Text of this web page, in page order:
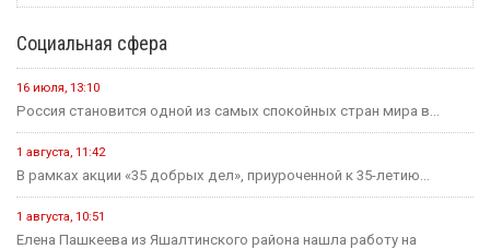
Социальная сфера
16 июля, 13:10
Россия становится одной из самых спокойных стран мира в...
1 августа, 11:42
В рамках акции «35 добрых дел», приуроченной к 35-летию...
1 августа, 10:51
Елена Пашкеева из Яшалтинского района нашла работу на